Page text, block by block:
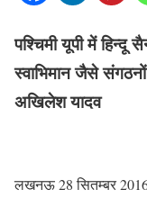
पश्चिमीयूपीमेंहिन्दू
स्वाभिमानजैसेसंगठनों
अखिलेशयादव
लखनऊ 28 सितम्बर